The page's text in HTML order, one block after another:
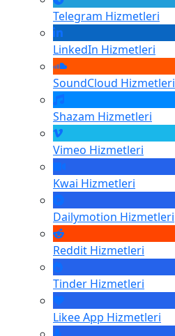
Telegram Hizmetleri
LinkedIn Hizmetleri
SoundCloud Hizmetleri
Shazam Hizmetleri
Vimeo Hizmetleri
Kwai Hizmetleri
Dailymotion Hizmetleri
Reddit Hizmetleri
Tinder Hizmetleri
Likee App Hizmetleri